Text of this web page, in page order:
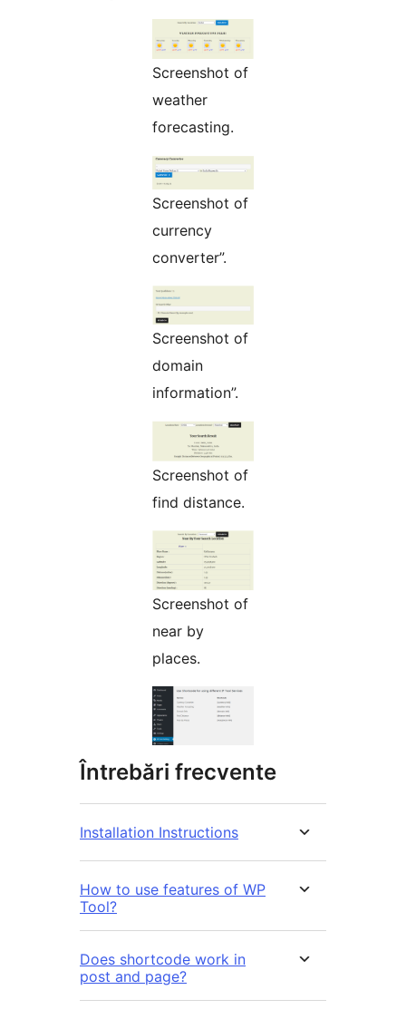
Screenshot of
weather
forecasting.
Screenshot of
currency
converter”.
Screenshot of
domain
information”.
Screenshot of
find distance.
Screenshot of
near by
places.
Întrebări frecvente
Installation Instructions
How to use features of WP
Tool?
Does shortcode work in
post and page?